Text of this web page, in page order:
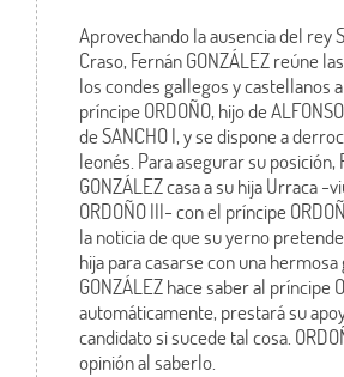
Aprovechando la ausencia del rey
Craso, Fernán GONZÁLEZ reúne
los condes gallegos y castellanos
príncipe ORDOÑO, hijo de
de SANCHO I, y se dispone a
leonés. Para asegurar su posición,
GONZÁLEZ casa a su hija Urraca -
ORDOÑO III- con el príncipe
la noticia de que su yerno
hija para casarse con una hermosa
GONZÁLEZ hace saber al príncipe
automáticamente, prestará su
candidato si sucede tal cosa.
opinión al saberlo.